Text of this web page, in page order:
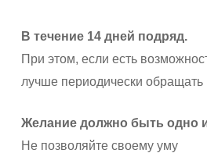
В течение 14 дней подряд.
При этом, если есть
лучше периодически обращать
Желание должно быть одно
Не позволяйте своему уму